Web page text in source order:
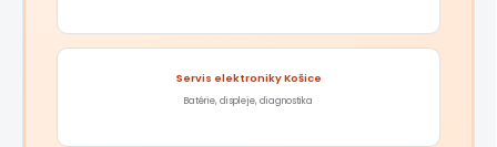
Servis elektroniky Košice
Batérie, displeje, diagnostika